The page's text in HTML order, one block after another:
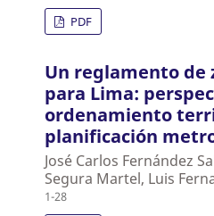
PDF
Un reglamento de
para Lima:
ordenamiento
planificación
José Carlos Fernández
Segura Martel, Luis
1-28